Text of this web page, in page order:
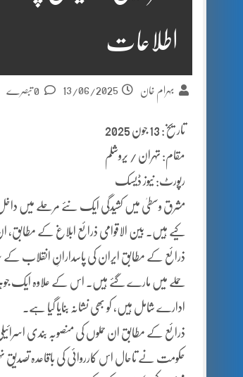
اطلاعات
بہرام خان 13/06/2025
تاریخ: 13 جون 2025
مقام: تہران / یروشلم
رپورٹ: نیوز ڈیسک
مشرق وسطیٰ میں کشیدگی ایک نئے مرحلے میں
کیے ہیں۔ بین الاقوامی ذرائع ابلاغ کے مطابق،
ذرائع کے مطابق ایران کی پاسدارانِ انقلاب کے
حملے میں مارے گئے ہیں۔ اس کے علاوہ ایک
ادارے شامل ہیں، کو بھی نشانہ بنایا گیا ہے۔
ذرائع کے مطابق ان حملوں کی منصوبہ بندی
حکومت نے تاحال اس کارروائی کی باقاعدہ تصدیق